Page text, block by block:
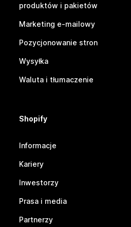
produktów i pakietów
Marketing e-mailowy
Pozycjonowanie stron
Wysyłka
Waluta i tłumaczenie
Shopify
Informacje
Kariery
Inwestorzy
Prasa i media
Partnerzy